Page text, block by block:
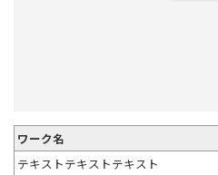
ワーク名
テキストテキストテキスト